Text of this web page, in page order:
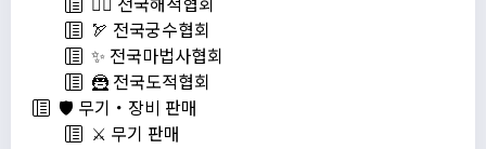
🏹 전국궁수협회
✨ 전국마법사협회
🦹 전국도적협회
🛡️ 무기・장비 판매
⚔️ 무기 판매